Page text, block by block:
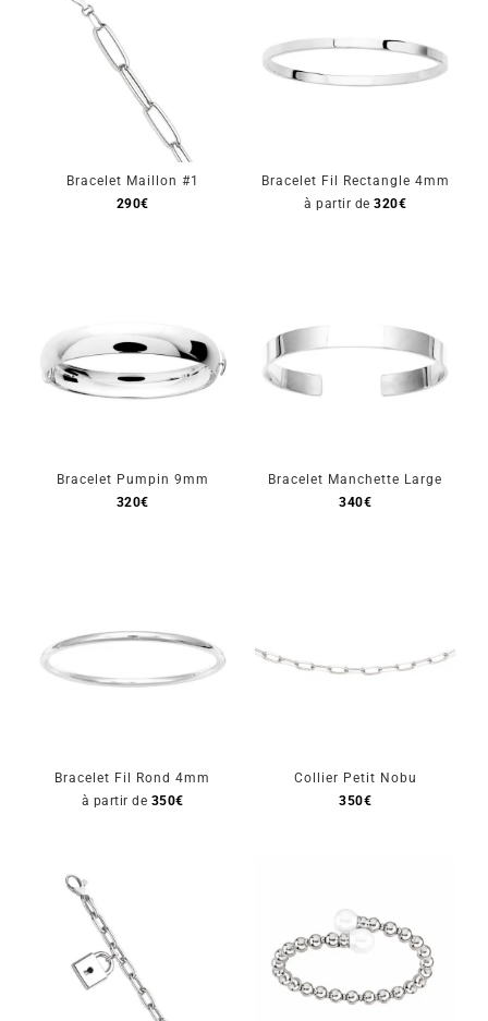
Bracelet Maillon #1
290€
Bracelet Fil Rectangle 4mm
à partir de 320€
Bracelet Pumpin 9mm
320€
Bracelet Manchette Large
340€
Bracelet Fil Rond 4mm
à partir de 350€
Collier Petit Nobu
350€